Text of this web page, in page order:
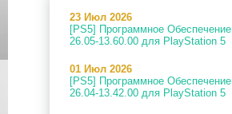
23 Июл 2026
[PS5] Программное Обеспечение
26.05-13.60.00 для PlayStation 5
01 Июл 2026
[PS5] Программное Обеспечение
26.04-13.42.00 для PlayStation 5